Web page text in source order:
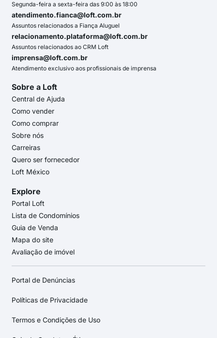
Segunda-feira a sexta-feira das 9:00 às 18:00
atendimento.fianca@loft.com.br
Assuntos relacionados a Fiança Aluguel
relacionamento.plataforma@loft.com.br
Assuntos relacionados ao CRM Loft
imprensa@loft.com.br
Atendimento exclusivo aos profissionais de imprensa
Sobre a Loft
Central de Ajuda
Como vender
Como comprar
Sobre nós
Carreiras
Quero ser fornecedor
Loft México
Explore
Portal Loft
Lista de Condomínios
Guia de Venda
Mapa do site
Avaliação de imóvel
Portal de Denúncias
Políticas de Privacidade
Termos e Condições de Uso